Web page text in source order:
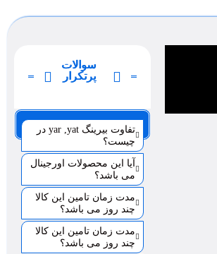
سوالات
پرتکرار
صفحه 1
تفاوت بیرینگ yar ,yat در
چیست؟
آیا این محصولات اورجینال
می باشد؟
مدت زمان تامین این کالا
چند روز می باشد؟
مدت زمان تامین این کالا
چند روز می باشد؟